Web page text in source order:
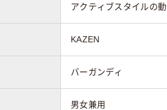
男女兼用 男女
アクティブスタイルの
KAZEN
バーガンディ
男女兼用